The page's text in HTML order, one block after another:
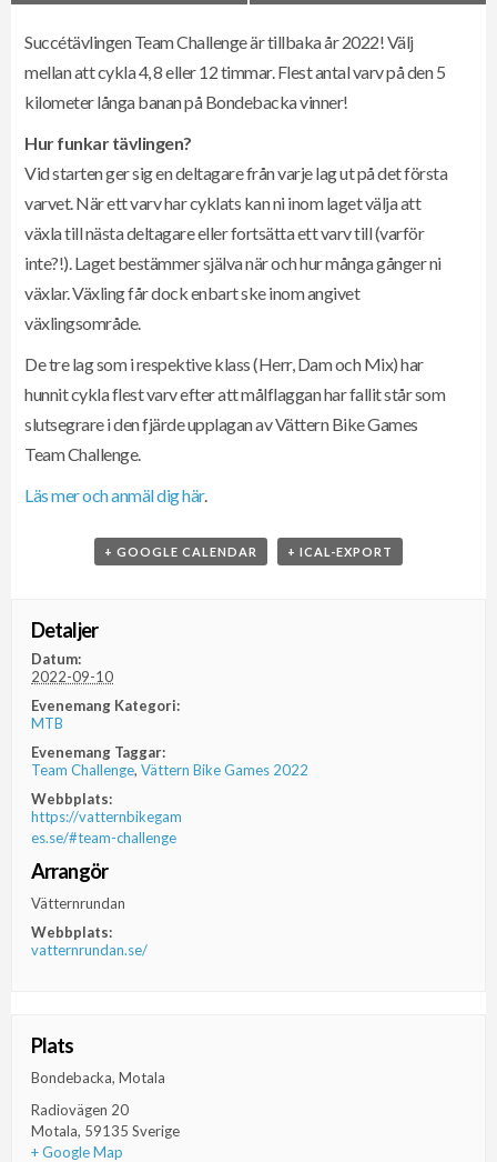
Succétävlingen Team Challenge är tillbaka år 2022! Välj
mellan att cykla 4, 8 eller 12 timmar. Flest antal varv på den 5
kilometer långa banan på Bondebacka vinner!
Hur funkar tävlingen?
Vid starten ger sig en deltagare från varje lag ut på det första
varvet. När ett varv har cyklats kan ni inom laget välja att
växla till nästa deltagare eller fortsätta ett varv till (varför
inte?!). Laget bestämmer själva när och hur många gånger ni
växlar. Växling får dock enbart ske inom angivet
växlingsområde.
De tre lag som i respektive klass (Herr, Dam och Mix) har
hunnit cykla flest varv efter att målflaggan har fallit står som
slutsegrare i den fjärde upplagan av Vättern Bike Games
Team Challenge.
Läs mer och anmäl dig här.
+ GOOGLE CALENDAR + ICAL-EXPORT
Detaljer
Datum:
2022-09-10
Evenemang Kategori:
MTB
Evenemang Taggar:
Team Challenge,Vättern Bike Games 2022
Webbplats:
https://vatternbikegam
es.se/#team-challenge
Arrangör
Vätternrundan
Webbplats:
vatternrundan.se/
Plats
Bondebacka, Motala
Radiovägen 20
Motala, 59135 Sverige
+ Google Map